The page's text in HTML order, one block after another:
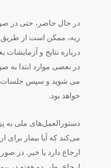
در حال حاضر، حتی در
ریه، ممکن است از طریق
درباره نتایج و
در بعضی موارد ابتدا
می شوید و سپس جلسات
خواهد بود.
دستورالعمل‌های ملی
می‌کند که آیا بیمار برای
ارجاع دارد یا خیر. در